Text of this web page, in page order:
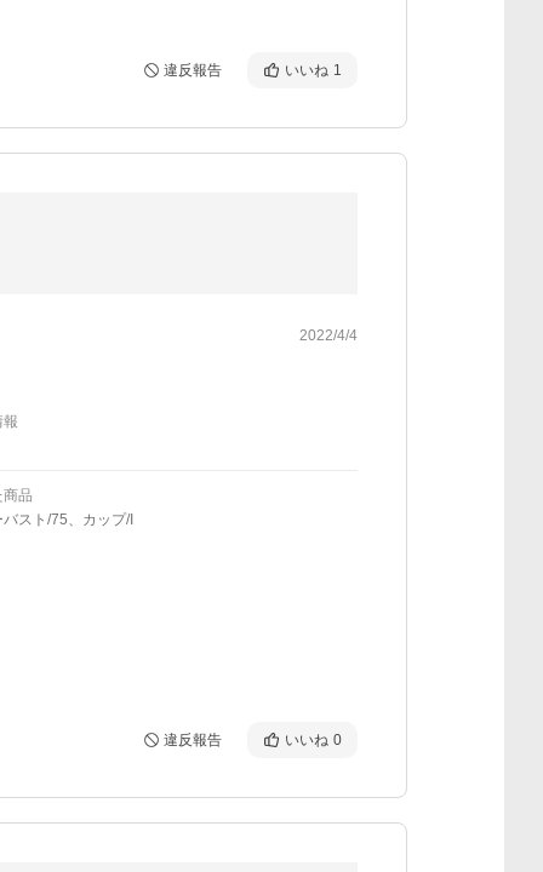
違反報告 いいね 1
2022/4/4
報
品
スト/75、カップ/I
違反報告 いいね 0